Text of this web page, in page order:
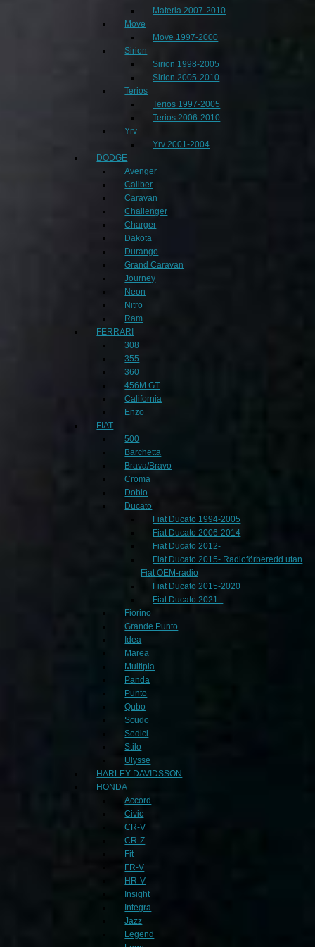
Materia 2007-2010
Move
Move 1997-2000
Sirion
Sirion 1998-2005
Sirion 2005-2010
Terios
Terios 1997-2005
Terios 2006-2010
Yrv
Yrv 2001-2004
DODGE
Avenger
Caliber
Caravan
Challenger
Charger
Dakota
Durango
Grand Caravan
Journey
Neon
Nitro
Ram
FERRARI
308
355
360
456M GT
California
Enzo
FIAT
500
Barchetta
Brava/Bravo
Croma
Doblo
Ducato
Fiat Ducato 1994-2005
Fiat Ducato 2006-2014
Fiat Ducato 2012-
Fiat Ducato 2015- Radioförberedd utan
Fiat OEM-radio
Fiat Ducato 2015-2020
Fiat Ducato 2021 -
Fiorino
Grande Punto
Idea
Marea
Multipla
Panda
Punto
Qubo
Scudo
Sedici
Stilo
Ulysse
HARLEY DAVIDSSON
HONDA
Accord
Civic
CR-V
CR-Z
Fit
FR-V
HR-V
Insight
Integra
Jazz
Legend